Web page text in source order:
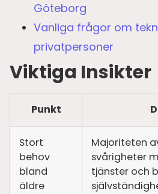
Göteborg
Vanliga frågor om
privatpersoner
Viktiga Insikter
Punkt
Stort
behov
bland
äldre
Majoriteten
svårigheter
tjänster och